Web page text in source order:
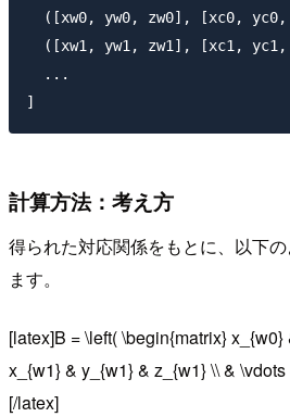
([xw0, yw0, zw0], [xc0, yc0,
([xw1, yw1, zw1], [xc1, yc1,
  ...
計算方法：考え方
得られた対応関係をもとに、以下
ます。
[latex]B = \left( \begin{matrix}
x_{w1} & y_{w1} & z_{w1} \\ &
[/latex]